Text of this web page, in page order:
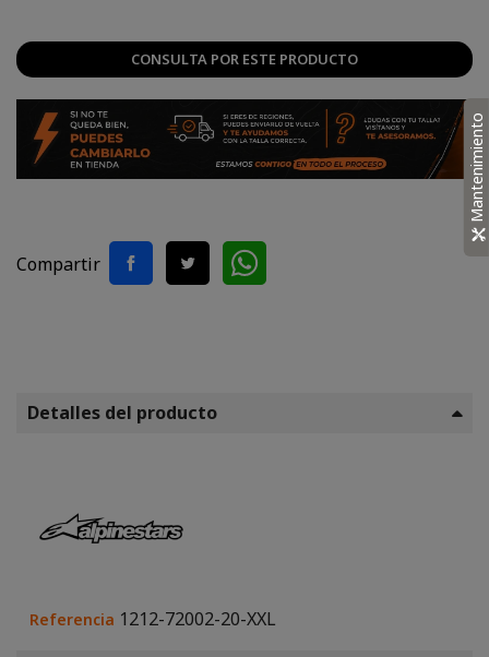
CONSULTA POR ESTE PRODUCTO
Compartir
Detalles del producto
Referencia 1212-72002-20-XXL
Mantenimiento